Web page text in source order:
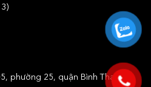
phường 25, quận Bình Thạnh